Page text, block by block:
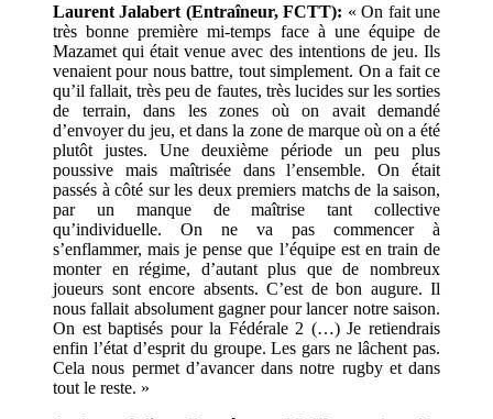
Laurent Jalabert (Entraîneur, FCTT): « On fait une
très bonne première mi-temps face à une équipe de
Mazamet qui était venue avec des intentions de jeu. Ils
venaient pour nous battre, tout simplement. On a fait ce
qu’il fallait, très peu de fautes, très lucides sur les sorties
de terrain, dans les zones où on avait demandé
d’envoyer du jeu, et dans la zone de marque où on a été
plutôt justes. Une deuxième période un peu plus
poussive mais maîtrisée dans l’ensemble. On était
passés à côté sur les deux premiers matchs de la saison,
par un manque de maîtrise tant collective
qu’individuelle. On ne va pas commencer à
s’enflammer, mais je pense que l’équipe est en train de
monter en régime, d’autant plus que de nombreux
joueurs sont encore absents. C’est de bon augure. Il
nous fallait absolument gagner pour lancer notre saison.
On est baptisés pour la Fédérale 2 (…) Je retiendrais
enfin l’état d’esprit du groupe. Les gars ne lâchent pas.
Cela nous permet d’avancer dans notre rugby et dans
tout le reste. »